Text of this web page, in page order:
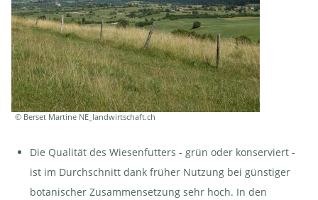
© Berset Martine NE_landwirtschaft.ch
Die Qualität des Wiesenfutters - grün oder konserviert -
ist im Durchschnitt dank früher Nutzung bei günstiger
botanischer Zusammensetzung sehr hoch. In den